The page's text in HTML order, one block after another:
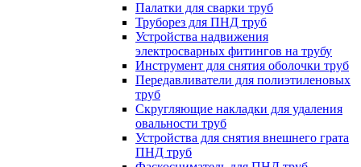
Палатки для сварки труб
Труборез для ПНД труб
Устройства надвижения
электросварных фитингов на трубу
Инструмент для снятия оболочки труб
Передавливатели для полиэтиленовых
труб
Скругляющие накладки для удаления
овальности труб
Устройства для снятия внешнего грата
ПНД труб